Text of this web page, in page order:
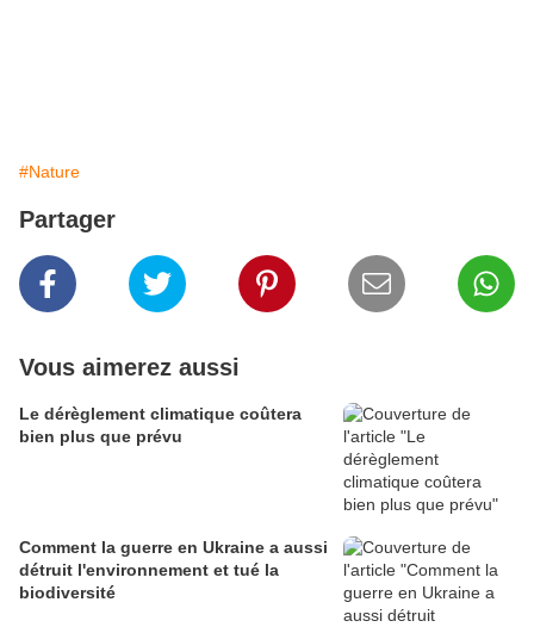
#Nature
Partager
Vous aimerez aussi
Le dérèglement climatique coûtera
bien plus que prévu
Comment la guerre en Ukraine a aussi
détruit l'environnement et tué la
biodiversité